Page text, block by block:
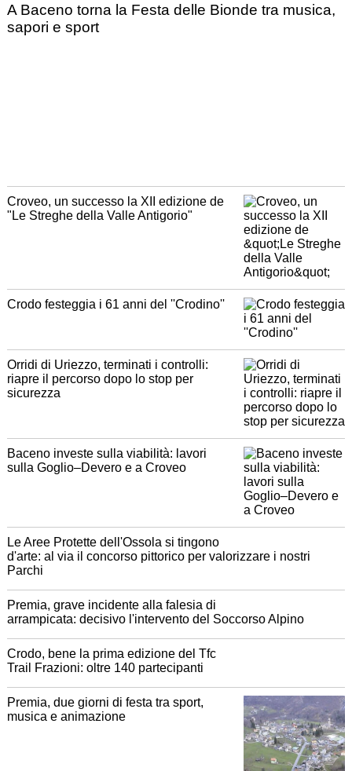
A Baceno torna la Festa delle Bionde tra musica,
sapori e sport
Croveo, un successo la XII edizione de
"Le Streghe della Valle Antigorio"
Crodo festeggia i 61 anni del ''Crodino''
Orridi di Uriezzo, terminati i controlli:
riapre il percorso dopo lo stop per
sicurezza
Baceno investe sulla viabilità: lavori
sulla Goglio–Devero e a Croveo
Le Aree Protette dell'Ossola si tingono
d'arte: al via il concorso pittorico per valorizzare i nostri
Parchi
Premia, grave incidente alla falesia di
arrampicata: decisivo l'intervento del Soccorso Alpino
Crodo, bene la prima edizione del Tfc
Trail Frazioni: oltre 140 partecipanti
Premia, due giorni di festa tra sport,
musica e animazione